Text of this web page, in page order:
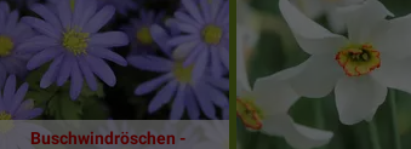
Buschwindröschen -